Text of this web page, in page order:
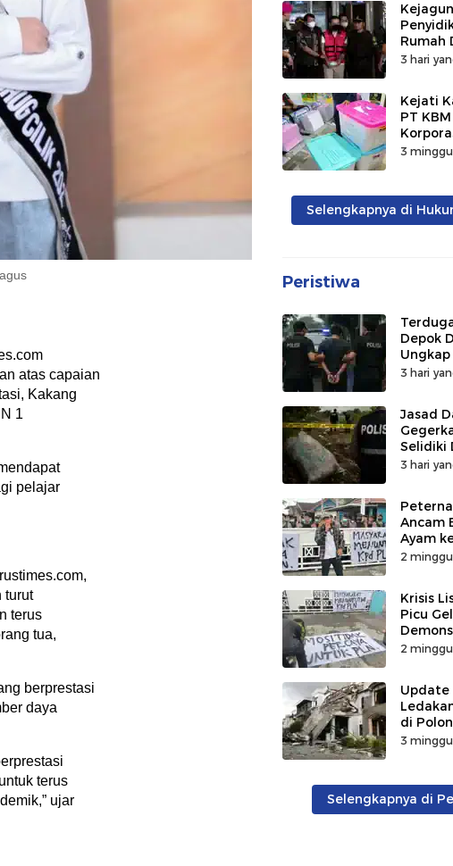
atas capaian
Kakang
1
pelajar
turut
terus
tua,
berprestasi
daya
terus
ujar
Rumah
3 hari
Kejati
PT
Zirkon
3
Selengkapnya di
Peristiwa
Depok
Ungkap
3 hari
Jasad
Selidiki
3 hari
Ancam
Ayam
2
Krisis
Picu
PLN
2
Update
di
Korban
3
Selengkapnya di